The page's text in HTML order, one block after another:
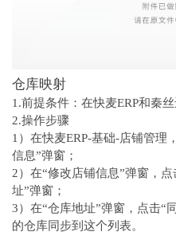
仓库映射
1.前提条件：在快麦ERP和秦
2.操作步骤
1）在快麦ERP-基础-店铺管理
信息”弹窗；
2）在“修改店铺信息”弹窗，
址”弹窗；
3）在“仓库地址”弹窗，点击“
的仓库同步到这个列表。